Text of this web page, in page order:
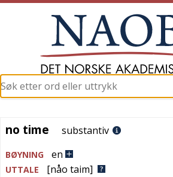
no time
no time substantiv
BØYNING en
UTTALE [nåo taim]